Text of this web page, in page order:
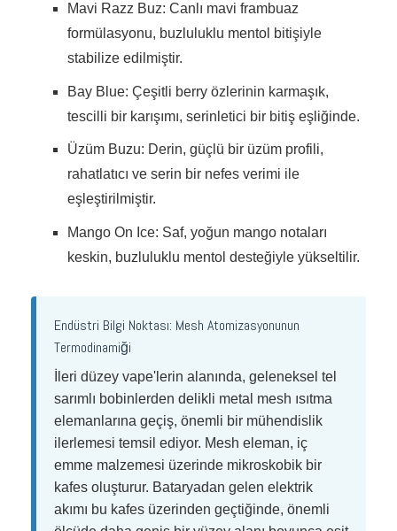
Mavi Razz Buz: Canlı mavi frambuaz
formülasyonu, buzluluklu mentol bitişiyle
stabilize edilmiştir.
Bay Blue: Çeşitli berry özlerinin karmaşık,
tescilli bir karışımı, serinletici bir bitiş eşliğinde.
Üzüm Buzu: Derin, güçlü bir üzüm profili,
rahatlatıcı ve serin bir nefes verimi ile
eşleştirilmiştir.
Mango On Ice: Saf, yoğun mango notaları
keskin, buzluluklu mentol desteğiyle yükseltilir.
Endüstri Bilgi Noktası: Mesh Atomizasyonunun
Termodinamiği
İleri düzey vape'lerin alanında, geleneksel tel
sarımlı bobinlerden delikli metal mesh ısıtma
elemanlarına geçiş, önemli bir mühendislik
ilerlemesi temsil ediyor. Mesh eleman, iç
emme malzemesi üzerinde mikroskobik bir
kafes oluşturur. Bataryadan gelen elektrik
akımı bu kafes üzerinden geçtiğinde, önemli